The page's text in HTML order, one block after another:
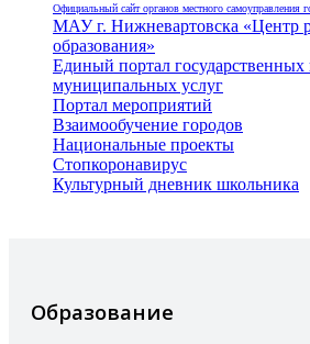
Официальный сайт органов местного самоуправления
МАУ г. Нижневартовска «Центр
образования»
Единый портал государственных
муниципальных услуг
Портал мероприятий
Взаимообучение городов
Национальные проекты
Стопкоронавирус
Культурный дневник школьника
Образование